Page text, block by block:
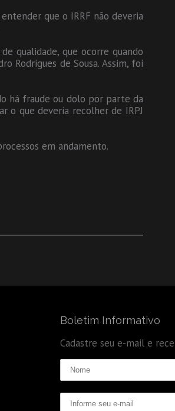
que o IRRF não deveria
qualidade, que ocorre quando
Rodrigues de Sousa. Assim, foi
há fraude ou dolo por parte da
o que deveria recolher de IRPJ
em andamento.
Boletim Informativo
Cadastre seu e-mail e